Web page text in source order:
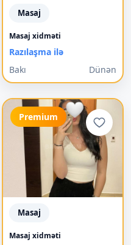
Masaj
Masaj xidməti
Razılaşma ilə
Bakı
Dünən
Premium
Masaj
Masaj xidməti